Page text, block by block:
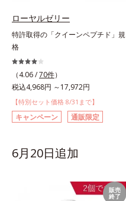
ローヤルゼリー
特許取得の「クイーンペプチド」規
格
（4.06 /70件）
税込4,968円 ～17,972円
【特別セット価格 8/31まで】
キャンペーン 通販限定
6月20日追加
販売
終了